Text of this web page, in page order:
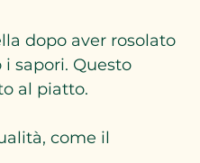
dopo aver rosolato
sapori. Questo
al piatto.
come il